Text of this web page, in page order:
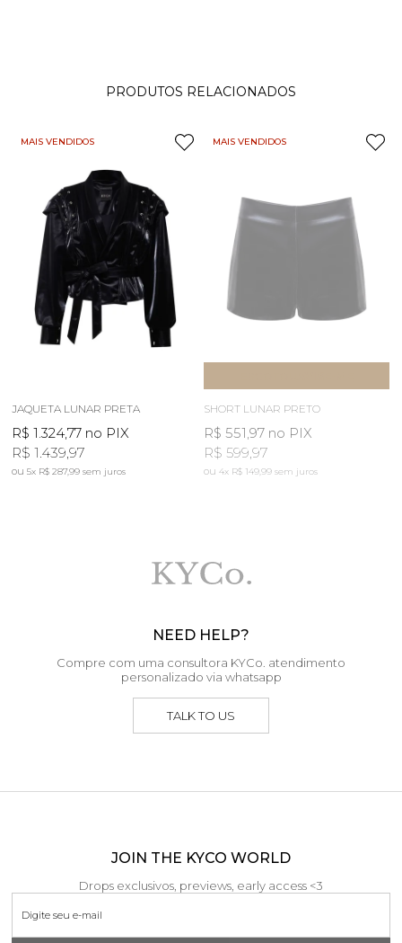
PRODUTOS RELACIONADOS
MAIS VENDIDOS
JAQUETA LUNAR PRETA
R$ 1.324,77 no PIX
R$ 1.439,97
5x R$ 287,99sem juros
MAIS VENDIDOS
SHORT LUNAR PRETO
R$ 551,97no PIX
R$ 599,97
4x R$ 149,99 sem juros
NEED HELP?
Compre com uma consultora KYCo. atendimento
personalizado via whatsapp
TALK TO US
JOIN THE KYCO WORLD
Drops exclusivos, previews, early access <3